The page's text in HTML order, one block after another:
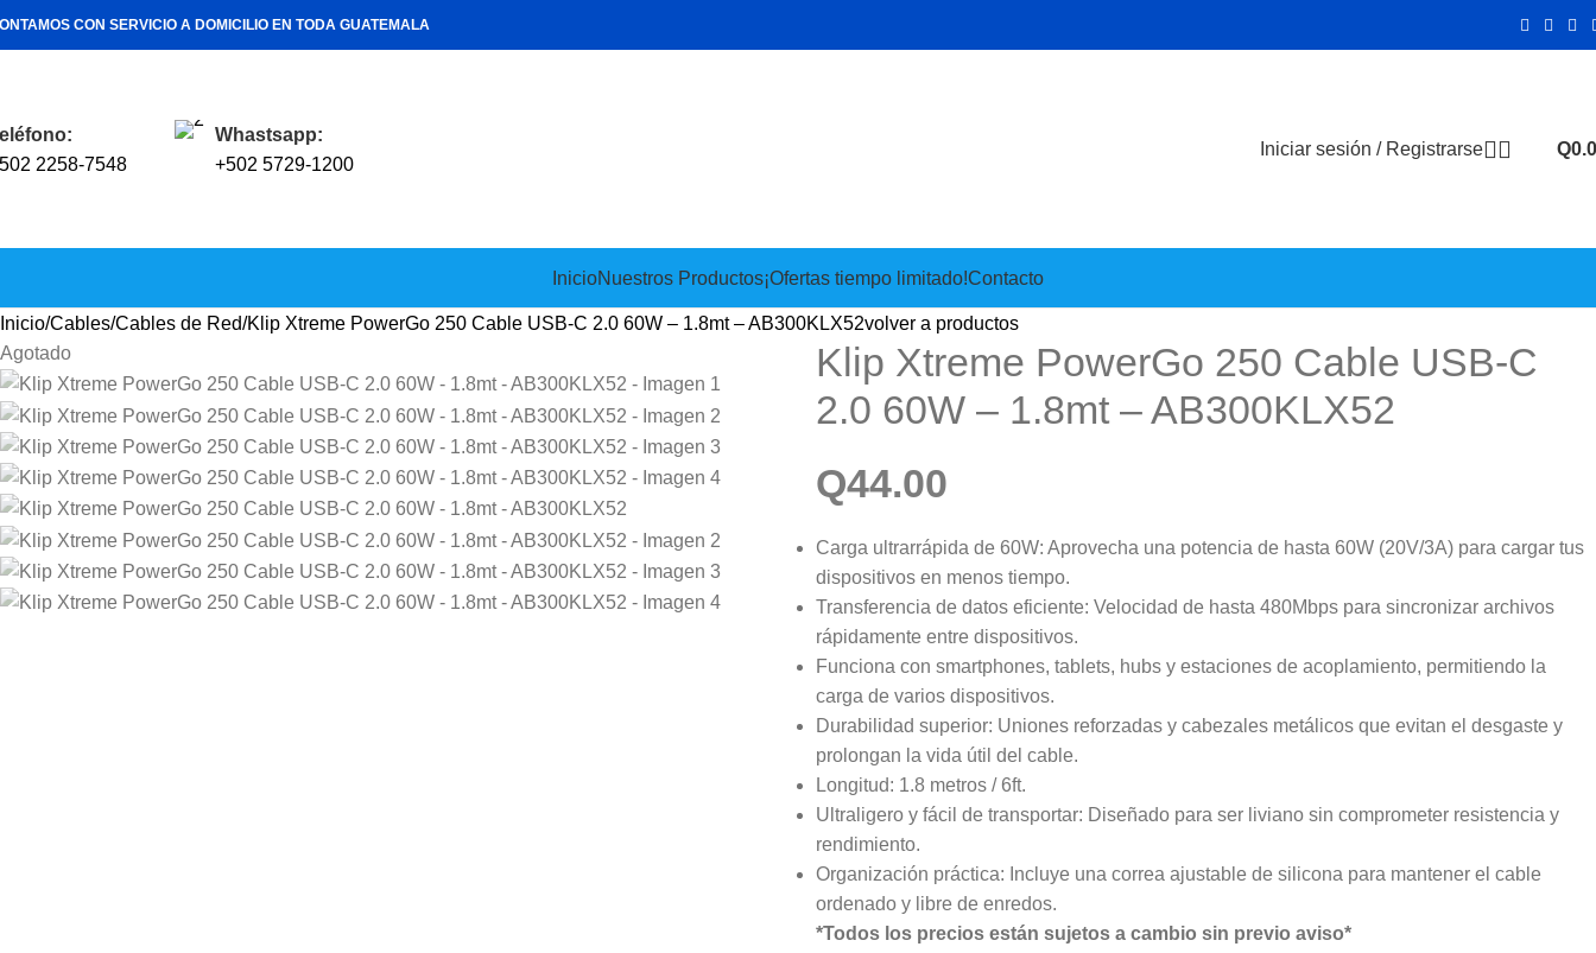
CON SERVICIO A DOMICILIO EN TODA GUATEMALA
2258-7548
Whastsapp:
+502 5729-1200
Iniciar sesión / Registrarse Q
InicioNuestros Productos¡Ofertas tiempo limitado!Contacto
Inicio Cables Cables de Red Klip Xtreme PowerGo 250 Cable USB-C 2.0 60W – 1.8mt – AB300KLX52volver a productos
Agotado
Klip Xtreme PowerGo 250 Cable USB-C
2.0 60W – 1.8mt – AB300KLX52
Q44.00
Carga ultrarrápida de 60W: Aprovecha una potencia de hasta 60W (20V/3A) para cargar tus
dispositivos en menos tiempo.
Transferencia de datos eficiente: Velocidad de hasta 480Mbps para sincronizar archivos
rápidamente entre dispositivos.
Funciona con smartphones, tablets, hubs y estaciones de acoplamiento, permitiendo la
carga de varios dispositivos.
Durabilidad superior: Uniones reforzadas y cabezales metálicos que evitan el desgaste y
prolongan la vida útil del cable.
Longitud: 1.8 metros / 6ft.
Ultraligero y fácil de transportar: Diseñado para ser liviano sin comprometer resistencia y
rendimiento.
Organización práctica: Incluye una correa ajustable de silicona para mantener el cable
ordenado y libre de enredos.
*Todos los precios están sujetos a cambio sin previo aviso*